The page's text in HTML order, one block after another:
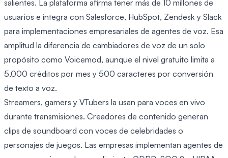
salientes. La plataforma afirma tener más de 10 millones de
usuarios e integra con Salesforce, HubSpot, Zendesk y Slack
para implementaciones empresariales de agentes de voz. Esa
amplitud la diferencia de cambiadores de voz de un solo
propósito como Voicemod, aunque el nivel gratuito limita a
5,000 créditos por mes y 500 caracteres por conversión
de texto a voz.
Streamers, gamers y VTubers la usan para voces en vivo
durante transmisiones. Creadores de contenido generan
clips de soundboard con voces de celebridades o
personajes de juegos. Las empresas implementan agentes de